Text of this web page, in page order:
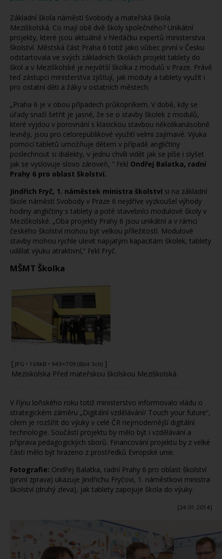
Základní škola náměstí Svobody a mateřská škola
Meziškolská. Co mají obě dvě školy společného? Unikátní
projekty, které jsou aktuálně v hledáčku expertů ministerstva
školství. Městská část Praha 6 totiž jako vůbec první v Česku
odstartovala ve svých základních školách projekt tablety do
škol a v Meziškolské je největší školka z modulů v Praze. Právě
teď zástupci ministerstva zjišťují, jak moduly a tablety využít i
pro ostatní děti a žáky v ostatních městech.
„Praha 6 je v obou případech průkopníkem. V době, kdy se
úřady snaží šetřit je jasné, že se o stavby školek z modulů,
které vyjdou v porovnání s klasickou stavbou několikanásobně
levněji, jsou pro celorepublikové využití velmi zajímavé. Výuka
pomocí tabletů umožňuje dětem v případě angličtiny
poslechnout si dialekty, v jednu chvíli vidět jak se píše i slyšet
jak se vyslovuje slovo zároveň, “ řekl Ondřej Balatka, radní
Prahy 6 pro oblast školství.
Jindřich Fryč, 1. náměstek ministra školství si na základní
škole náměstí Svobody v Praze 6 nejdříve vyzkoušel výhody
hodiny angličtiny s tablety a poté stavebníci modulové školy v
Meziškolské. „Oba projekty Prahy 6 jsou unikátní a v rámci
českého školství mohou být velkou příležitostí. Modulové
stavby mohou rychle ulevit napjatým kapacitám školek, tablety
udělat výuku atraktivní,“ řekl Fryč.
MŠMT Školka
[ JPG • 168kB • 949×709 (8bit 3ch) ]
Meziskolska Před mateřskou školskou Meziškolská.
V říjnu loňského roku totiž ministerstvo informovalo vládu o
strategickém záměru „Digitální vzdělávání/ Touch your future“,
cílem je rozšířit do výuky v celé ČR nejmodernější digitální
technologie. Součástí projektu by mělo být i vzdělávání a
příprava pedagogických sborů. Financování projektu by z velké
části mělo být hrazeno z prostředků Evropské unie.
Fotografie: Ondřej Balatka, radní Prahy 6 pro oblast školství
(první zprava) ukazuje Jindřichu Fryčovi, 1. náměstkovi ministra
školství (druhý zleva), jak tablety zapojuje škola do výuky.
[24.01.2014]